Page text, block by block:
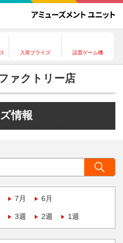
入荷プライズ 設置ゲーム機
ァクトリー店
情報
7月 6月
3週 2週 1週